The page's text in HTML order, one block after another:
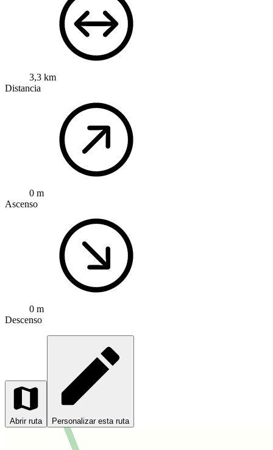
3,3 km
Distancia
0 m
Ascenso
0 m
Descenso
Abrir ruta Personalizar esta ruta